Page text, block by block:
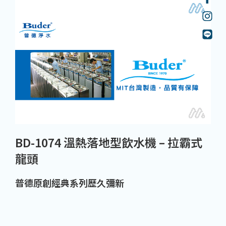
BD-1074 溫熱落地型飲水機 – 拉霸式
龍頭
普德原創經典系列歷久彌新